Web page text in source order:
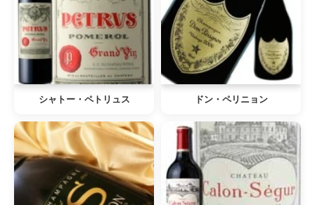
シャトー・ペトリュス ドン・ペリニョン